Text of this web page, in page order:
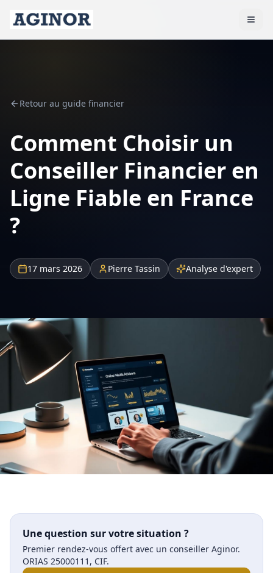
Retour au guide financier
Comment Choisir un
Conseiller Financier en
Ligne Fiable en France
?
17 mars 2026 Pierre Tassin Analyse d'expert
Une question sur votre situation ?
Premier rendez-vous offert avec un conseiller Aginor.
ORIAS 25000111, CIF.